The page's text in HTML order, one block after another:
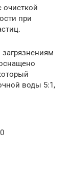
очисткой
при
воды 5:1,